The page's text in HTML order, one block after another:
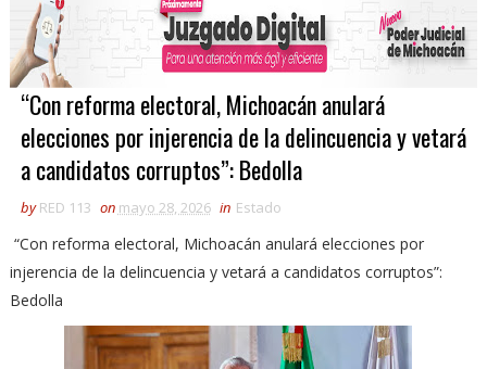
“Con reforma electoral, Michoacán anulará
elecciones por injerencia de la delincuencia y vetará
a candidatos corruptos”: Bedolla
by RED 113 on mayo 28, 2026 in Estado
“Con reforma electoral, Michoacán anulará elecciones por
injerencia de la delincuencia y vetará a candidatos corruptos”:
Bedolla